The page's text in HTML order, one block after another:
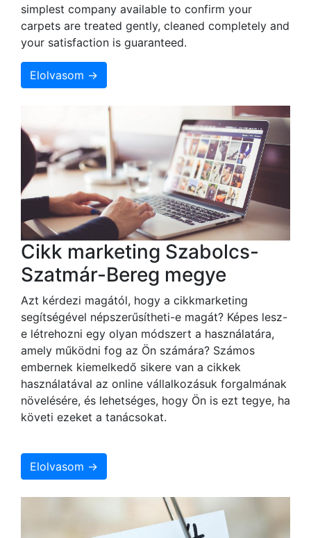
simplest company available to confirm your
carpets are treated gently, cleaned completely and
your satisfaction is guaranteed.
Elolvasom →
Cikk marketing Szabolcs-
Szatmár-Bereg megye
Azt kérdezi magától, hogy a cikkmarketing
segítségével népszerűsítheti-e magát? Képes lesz-
e létrehozni egy olyan módszert a használatára,
amely működni fog az Ön számára? Számos
embernek kiemelkedő sikere van a cikkek
használatával az online vállalkozásuk forgalmának
növelésére, és lehetséges, hogy Ön is ezt tegye, ha
követi ezeket a tanácsokat.
Elolvasom →